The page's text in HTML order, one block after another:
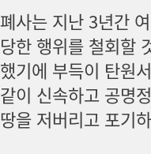
폐사는 지난 3년간
당한 행위를 철회할
했기에 부득이 탄원
같이 신속하고 공명
땅을 저버리고 포기